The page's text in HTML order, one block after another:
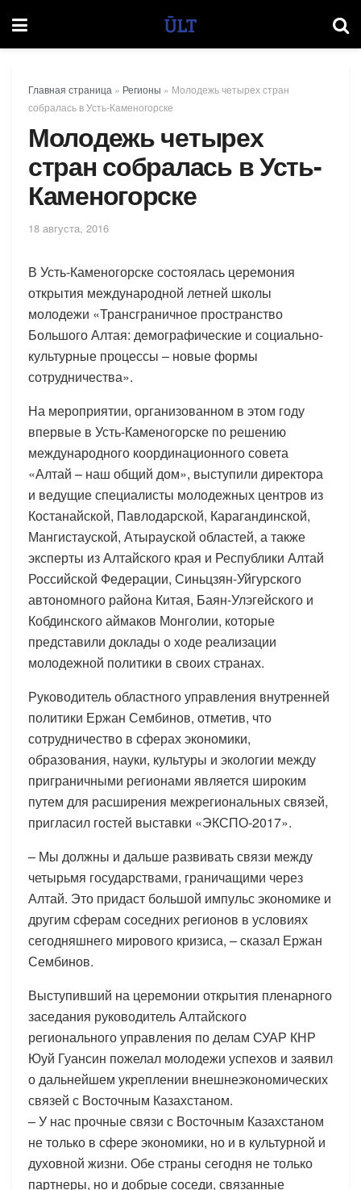
Главная страница » Регионы » Молодежь четырех стран
собралась в Усть-Каменогорске
Молодежь четырех
стран собралась в Усть-
Каменогорске
18 августа, 2016
В Усть-Каменогорске состоялась церемония
открытия международной летней школы
молодежи «Трансграничное пространство
Большого Алтая: демографические и социально-
культурные процессы – новые формы
сотрудничества».
На мероприятии, организованном в этом году
впервые в Усть-Каменогорске по решению
международного координационного совета
«Алтай – наш общий дом», выступили директора
и ведущие специалисты молодежных центров из
Костанайской, Павлодарской, Карагандинской,
Мангистауской, Атырауской областей, а также
эксперты из Алтайского края и Республики Алтай
Российской Федерации, Синьцзян-Уйгурского
автономного района Китая, Баян-Улэгейского и
Кобдинского аймаков Монголии, которые
представили доклады о ходе реализации
молодежной политики в своих странах.
Руководитель областного управления внутренней
политики Ержан Сембинов, отметив, что
сотрудничество в сферах экономики,
образования, науки, культуры и экологии между
приграничными регионами является широким
путем для расширения межрегиональных связей,
пригласил гостей выставки «ЭКСПО-2017».
– Мы должны и дальше развивать связи между
четырьмя государствами, граничащими через
Алтай. Это придаст большой импульс экономике и
другим сферам соседних регионов в условиях
сегодняшнего мирового кризиса, – сказал Ержан
Сембинов.
Выступивший на церемонии открытия пленарного
заседания руководитель Алтайского
регионального управления по делам СУАР КНР
Юуй Гуансин пожелал молодежи успехов и заявил
о дальнейшем укреплении внешнеэкономических
связей с Восточным Казахстаном.
– У нас прочные связи с Восточным Казахстаном
не только в сфере экономики, но и в культурной и
духовной жизни. Обе страны сегодня не только
партнеры, но и добрые соседи, связанные